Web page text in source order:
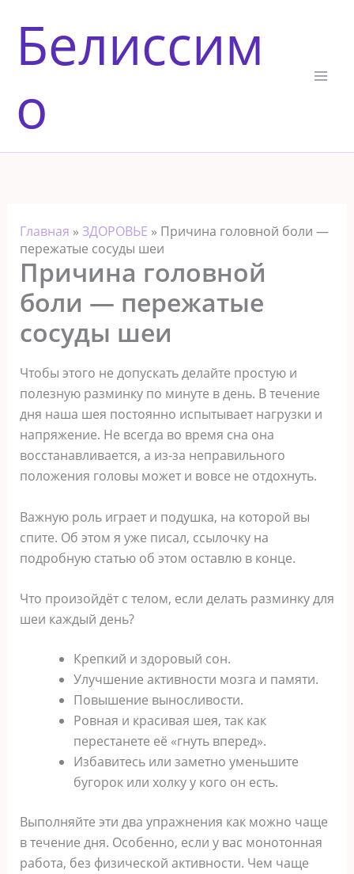
содержимому
Белиссим
о
Главная » ЗДОРОВЬЕ » Причина головной боли —
пережатые сосуды шеи
Причина головной
боли — пережатые
сосуды шеи
Чтобы этого не допускать делайте простую и
полезную разминку по минуте в день. В течение
дня наша шея постоянно испытывает нагрузки и
напряжение. Не всегда во время сна она
восстанавливается, а из-за неправильного
положения головы может и вовсе не отдохнуть.
Важную роль играет и подушка, на которой вы
спите. Об этом я уже писал, ссылочку на
подробную статью об этом оставлю в конце.
Что произойдёт с телом, если делать разминку для
шеи каждый день?
Крепкий и здоровый сон.
Улучшение активности мозга и памяти.
Повышение выносливости.
Ровная и красивая шея, так как
перестанете её «гнуть вперед».
Избавитесь или заметно уменьшите
бугорок или холку у кого он есть.
Выполняйте эти два упражнения как можно чаще
в течение дня. Особенно, если у вас монотонная
работа, без физической активности. Чем чаще